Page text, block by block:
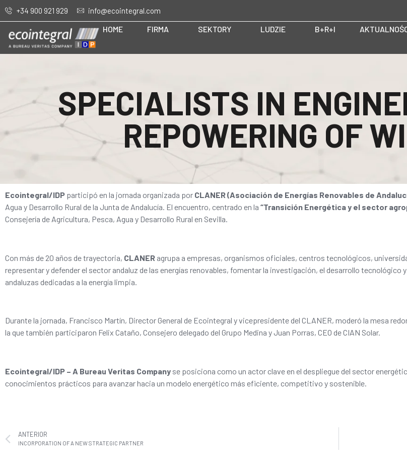
+34 900 921 929 info@ecointegral.com
HOME FIRMA SEKTORY LUDZIE B+R+I
SPECIALISTS IN
REPOWERING OF
Ecointegral/IDP participó en la jornada organizada por CLANER (Asociación de Energías Renovables de
Agua y Desarrollo Rural de la Junta de Andalucía. El encuentro, centrado en la “Transición Energética y el sector
Consejería de Agricultura, Pesca, Agua y Desarrollo Rural en Sevilla.
Con más de 20 años de trayectoria, CLANER agrupa a empresas, organismos oficiales, centros tecnológicos,
representar y defender el sector andaluz de las energías renovables, fomentar la investigación, el desarrollo
andaluzas dedicadas a la energía limpia.
Durante la jornada, Francisco Martín, Director General de Ecointegral y vicepresidente del CLANER, moderó la mesa
la que también participaron Felix Cataño, Consejero delegado del Grupo Medina y Juan Porras, CEO de CIAN Solar.
Ecointegral/IDP – A Bureau Veritas Company se posiciona como un actor clave en el despliegue del sector
conocimientos prácticos para avanzar hacia un modelo energético más eficiente, competitivo y sostenible.
ANTERIOR
INCORPORATION OF A NEW STRATEGIC PARTNER